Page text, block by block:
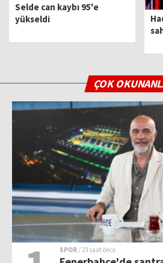
Selde can kaybı 95'e
yükseldi
ÇOK
SPOR / 23 saat önce